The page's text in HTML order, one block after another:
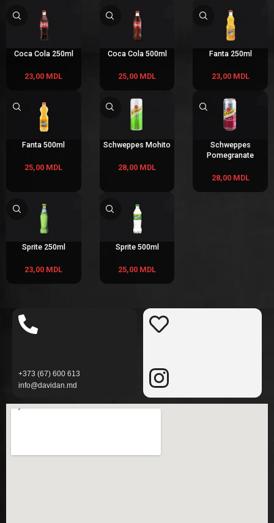
Coca Cola 250ml
23,00 MDL
Coca Cola 500ml
25,00 MDL
Fanta 250ml
23,00 MDL
Fanta 500ml
25,00 MDL
Schweppes Mohito
28,00 MDL
Schweppes
Pomegranate
28,00 MDL
Sprite 250ml
23,00 MDL
Sprite 500ml
25,00 MDL
+373 (67) 600 613
info@davidan.md